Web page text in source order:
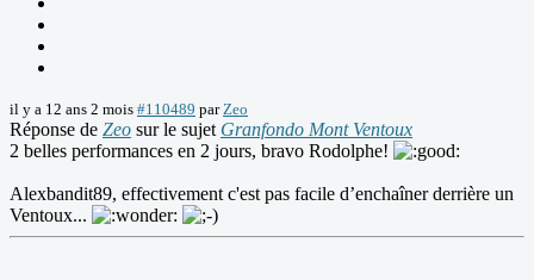
il y a 12 ans 2 mois #110489 parZeo
Réponse de Zeo sur le sujet Granfondo Mont Ventoux
2 belles performances en 2 jours, bravo Rodolphe!
Alexbandit89, effectivement c'est pas facile d’enchaîner derrière un
Ventoux...